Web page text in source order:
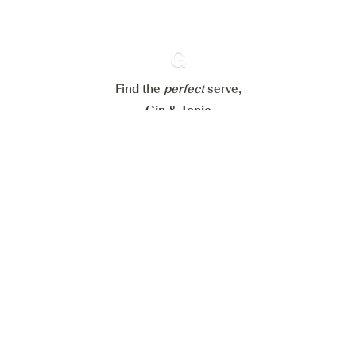
Ginventory
Find the perfectserve,
Gin & Tonic